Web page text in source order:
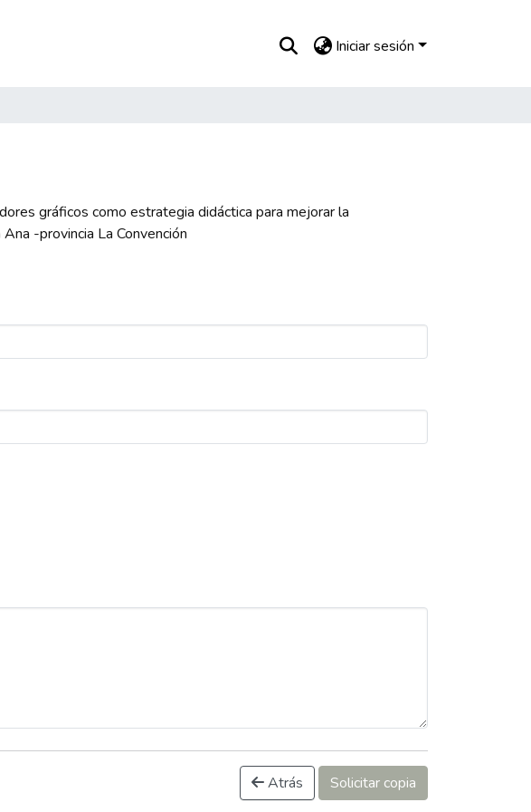
Iniciar sesión
gráficos como estrategia didáctica para mejorar la
-provincia La Convención
Atrás Solicitar copia